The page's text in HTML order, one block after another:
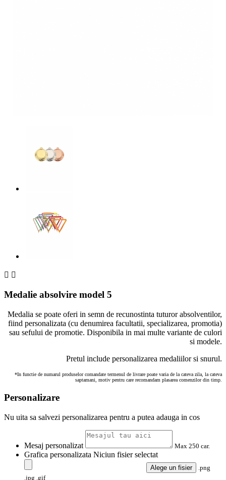
 
Medalie absolvire model 5
Medalia se poate oferi in semn de recunostinta tuturor absolventilor,
fiind personalizata (cu denumirea facultatii, specializarea, promotia)
sau sefului de promotie. Disponibila in mai multe variante de culori
si modele.
Pretul include personalizarea medaliilor si snurul.
*In functie de numarul produselor comandate termenul de livrare poate varia de la cateva zila, la cateva
saptamani, motiv pentru care recomandam plasarea comenzilor din timp.
Personalizare
Nu uita sa salvezi personalizarea pentru a putea adauga in cos
Mesaj personalizat Max 250 car.
Grafica personalizata Niciun fisier selectat
Alege un fisier
.png
.jpg .gif